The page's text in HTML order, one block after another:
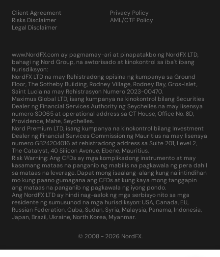
Client Agreement
Risks Disclaimer
Legal Disclaimer
Privacy Policy
AML/CTF Policy
www.NordFX.com ay pagmamay-ari at pinapatakbo ng NordFX LTD,
bahagi ng Nord Group, na awtorisado at kinokontrol sa iba't ibang
hurisdiksyon:
NordFX LTD na may Rehistradong opisina ng kumpanya sa Ground
Floor, The Sotheby Building, Rodney Village, Rodney Bay, Gros-Islet,
Saint Lucia na may Rehistrasyon Numero 2023-00470.
Maximus Global LTD, isang kumpanya na kinokontrol bilang Securities
Dealer ng Financial Services Authority ng Seychelles na may lisensya
numero SD065 at operational address sa CT House, Office No. 8D,
Providence, Mahe, Seychelles.
Nord Premium LTD, isang kumpanya na kinokontrol bilang Investment
Dealer ng Financial Services Commission ng Mauritius na may lisensya
numero GB24204016 at rehistradong address sa Suite 201, Level 2,
The Catalyst, 40 Silicon Avenue, Ebene, Mauritius.
Risk Warning: Ang CFDs ay mga komplikadong instrumento at may
kasamang mataas na panganib ng mabilis na pagkawala ng pera dahil
sa mataas na leverage. Dapat mong isaalang-alang kung naiintindihan
mo kung paano gumagana ang CFDs at kung kaya mong tanggapin
ang mataas na panganib ng pagkawala ng iyong pondo.
Ang NordFX LTD ay hindi nag-aalok ng mga serbisyo nito sa mga
residente ng sumusunod na mga hurisdiksyon: USA, Canada, EU,
Russian Federation, Cuba, Sudan, Syria, Malaysia, Panama, Indonesia,
Japan, Brazil, Ukraine, North Korea, Myanmar.
© 2008 - 2026 NordFX.